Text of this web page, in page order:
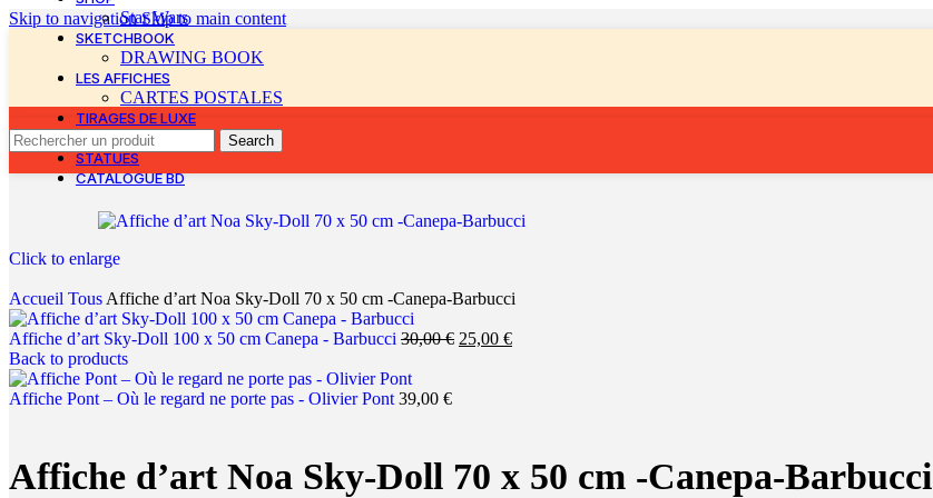
Skip to navigationSkip to main content
Star Wars
SKETCHBOOK
DRAWING BOOK
LES AFFICHES
CARTES POSTALES
TIRAGES DE LUXE
ORIGINAUX
STATUES
CATALOGUE BD
Search
Click to enlarge
Accueil Tous Affiche d’art Noa Sky-Doll 70 x 50 cm -Canepa-Barbucci
Affiche d’art Sky-Doll 100 x 50 cm Canepa - Barbucci 30,00€ 25,00 €
Back to products
Affiche Pont – Où le regard ne porte pas - Olivier Pont 39,00 €
Affiche d’art Noa Sky-Doll 70 x 50 cm -Canepa-Barbucci